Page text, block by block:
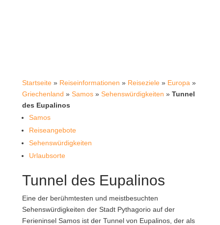
Startseite» Reiseinformationen » Reiseziele» Europa »
Griechenland » Samos» Sehenswürdigkeiten » Tunnel
des Eupalinos
Samos
Reiseangebote
Sehenswürdigkeiten
Urlaubsorte
Tunnel des Eupalinos
Eine der berühmtesten und meistbesuchten
Sehenswürdigkeiten der Stadt Pythagorio auf der
Ferieninsel Samos ist der Tunnel von Eupalinos, der als